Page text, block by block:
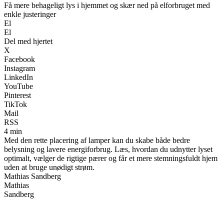
Få mere behageligt lys i hjemmet og skær ned på elforbruget med
enkle justeringer
El
El
Del med hjertet
X
Facebook
Instagram
LinkedIn
YouTube
Pinterest
TikTok
Mail
RSS
4 min
Med den rette placering af lamper kan du skabe både bedre
belysning og lavere energiforbrug. Læs, hvordan du udnytter lyset
optimalt, vælger de rigtige pærer og får et mere stemningsfuldt hjem
uden at bruge unødigt strøm.
Mathias Sandberg
Mathias
Sandberg